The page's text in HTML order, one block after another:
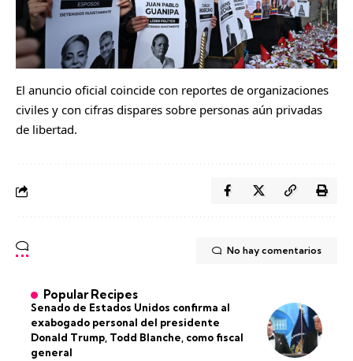
El anuncio oficial coincide con reportes de organizaciones
civiles y con cifras dispares sobre personas aún privadas
de libertad.
No hay comentarios
Popular Recipes
Senado de Estados Unidos confirma al
exabogado personal del presidente
Donald Trump, Todd Blanche, como fiscal
general